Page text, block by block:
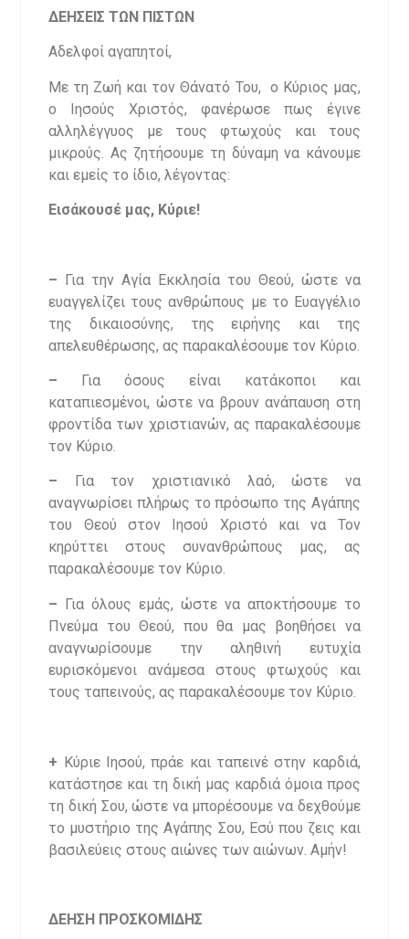
ΔΕΗΣΕΙΣ ΤΩΝ ΠΙΣΤΩΝ
Αδελφοί αγαπητοί,
Με τη Ζωή και τον Θάνατό Του, ο Κύριος μας,
ο Ιησούς Χριστός, φανέρωσε πως έγινε
αλληλέγγυος με τους φτωχούς και τους
μικρούς. Ας ζητήσουμε τη δύναμη να κάνουμε
και εμείς το ίδιο, λέγοντας:
Εισάκουσέ μας, Κύριε!
– Για την Αγία Εκκλησία του Θεού, ώστε να
ευαγγελίζει τους ανθρώπους με το Ευαγγέλιο
της δικαιοσύνης, της ειρήνης και της
απελευθέρωσης, ας παρακαλέσουμε τον Κύριο.
– Για όσους είναι κατάκοποι και
καταπιεσμένοι, ώστε να βρουν ανάπαυση στη
φροντίδα των χριστιανών, ας παρακαλέσουμε
τον Κύριο.
–
Για τον χριστιανικό λαό, ώστε να
αναγνωρίσει πλήρως το πρόσωπο της Αγάπης
του Θεού στον Ιησού Χριστό και να Τον
κηρύττει στους συνανθρώπους μας, ας
παρακαλέσουμε τον Κύριο.
– Για όλους εμάς, ώστε να αποκτήσουμε το
Πνεύμα του Θεού, που θα μας βοηθήσει να
αναγνωρίσουμε την αληθινή ευτυχία
ευρισκόμενοι ανάμεσα στους φτωχούς και
τους ταπεινούς, ας παρακαλέσουμε τον Κύριο.
+ Κύριε Ιησού, πράε και ταπεινέ στην καρδιά,
κατάστησε και τη δική μας καρδιά όμοια προς
τη δική Σου, ώστε να μπορέσουμε να δεχθούμε
το μυστήριο της Αγάπης Σου, Εσύ που ζεις και
βασιλεύεις στους αιώνες των αιώνων. Αμήν!
ΔΕΗΣΗ ΠΡΟΣΚΟΜΙΔΗΣ